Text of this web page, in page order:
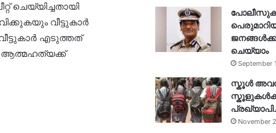
ചെയ്യിച്ചതായി
വീട്ടുകാർ
എടുത്തത്
ആത്മഹത്യക്ക്‌
ജനങ്ങള്‍ക്ക്
ചെയ്യാം
September
സ്കൂൾ
November